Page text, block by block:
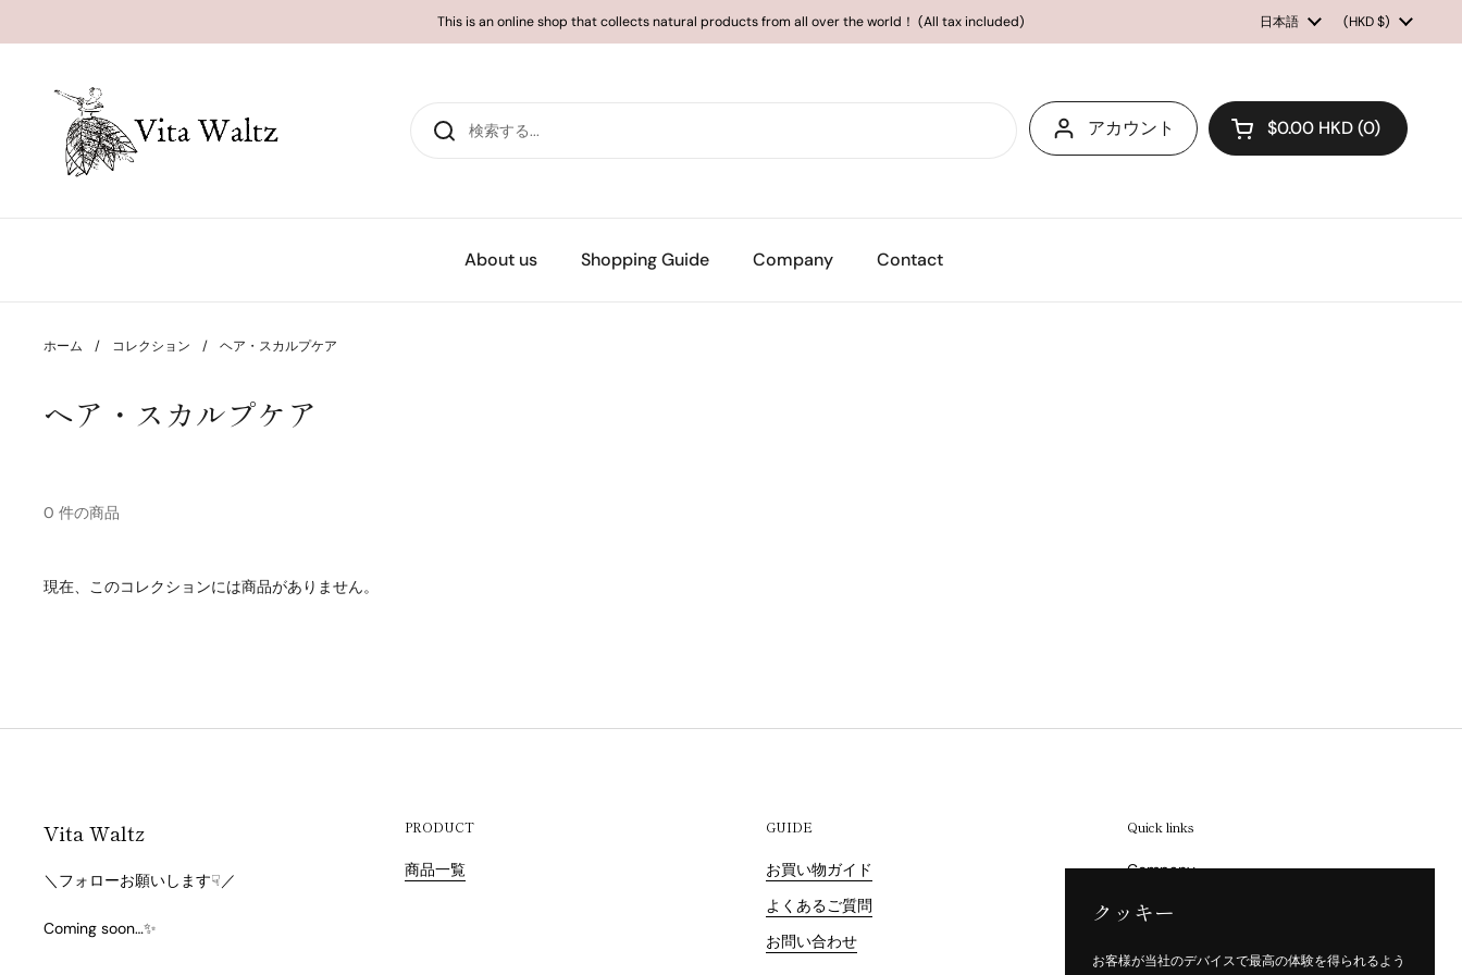
This is an online shop that collects natural products from all over the world！ (All tax included) 言語
日本語 国/地域
(HKD $)
アカウント カートを開く
$0.00 HKD 0
About us Shopping Guide Company Contact
ホーム / コレクション / ヘア・スカルプケア
ヘア・スカルプケア
0 件の商品
現在、このコレクションには商品がありません。
Vita Waltz
＼フォローお願いします☟／
Coming soon…✨
PRODUCT
商品一覧
GUIDE
お買い物ガイド
よくあるご質問
お問い合わせ
Quick links
Company
Terms of Service
クッキー
お客様が当社のデバイスで最高の体験を得られるよう